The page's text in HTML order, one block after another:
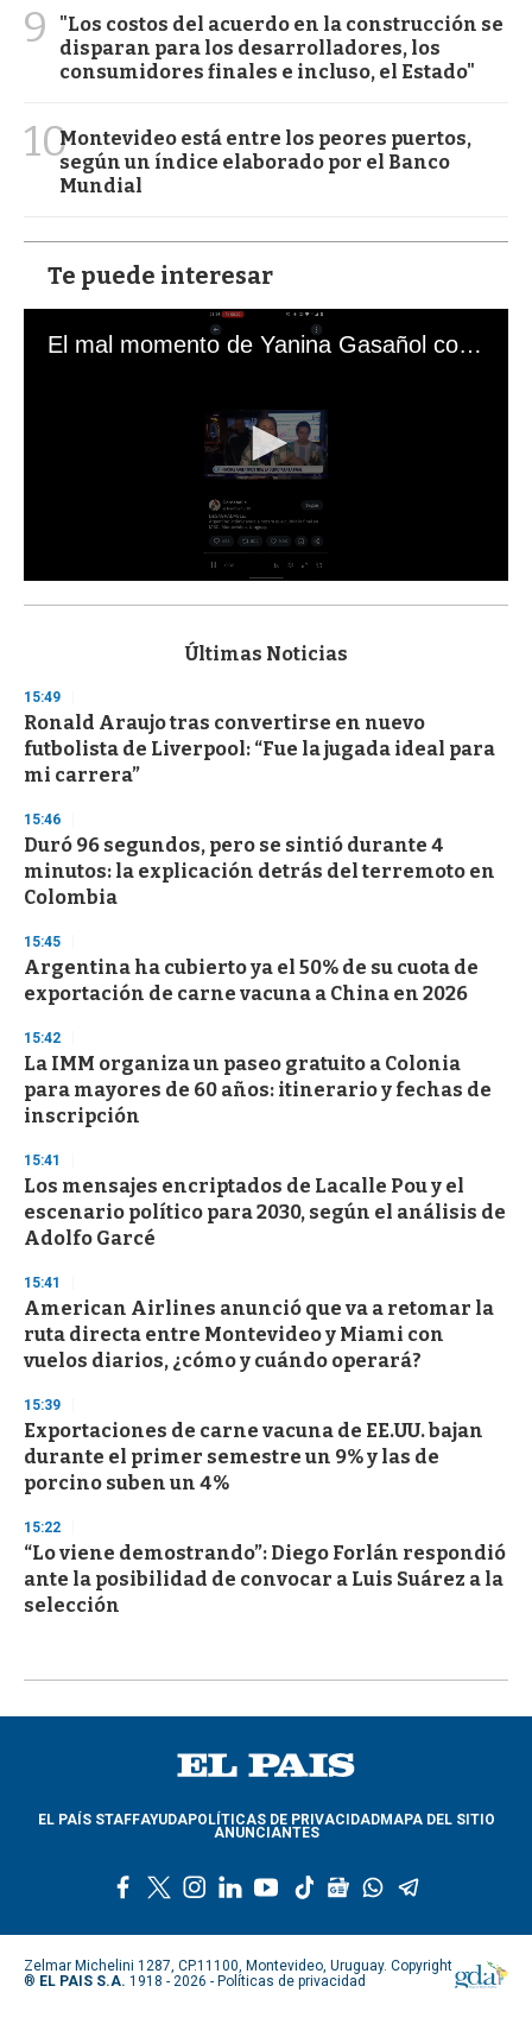
9
"Los costos del acuerdo en la construcción se
disparan para los desarrolladores, los
consumidores finales e incluso, el Estado"
10Montevideo está entre los peores puertos,
según un índice elaborado por el Banco
Mundial
Te puede interesar
El mal momento de Yanina Gasañol con un hincha argentino en "Subrayado"
s
d
s
o
f
3
s
e
c
o
n
Últimas Noticias
15:49
Ronald Araujo tras convertirse en nuevo
futbolista de Liverpool: “Fue la jugada ideal para
mi carrera”
15:46
Duró 96 segundos, pero se sintió durante 4
minutos: la explicación detrás del terremoto en
Colombia
15:45
Argentina ha cubierto ya el 50% de su cuota de
exportación de carne vacuna a China en 2026
15:42
La IMM organiza un paseo gratuito a Colonia
para mayores de 60 años: itinerario y fechas de
inscripción
15:41
Los mensajes encriptados de Lacalle Pou y el
escenario político para 2030, según el análisis de
Adolfo Garcé
15:41
American Airlines anunció que va a retomar la
ruta directa entre Montevideo y Miami con
vuelos diarios, ¿cómo y cuándo operará?
15:39
Exportaciones de carne vacuna de EE.UU. bajan
durante el primer semestre un 9% y las de
porcino suben un 4%
15:22
“Lo viene demostrando”: Diego Forlán respondió
ante la posibilidad de convocar a Luis Suárez a la
selección
EL PAÍS STAFFAYUDAPOLÍTICAS DE PRIVACIDADMAPA DEL SITIO
ANUNCIANTES
c
e
b
i
t
s
t
a
l
n
k
e
y
u
u
t
k
o
g
o
l
w
a
l
e
g
Zelmar Michelini 1287, CP.11100, Montevideo, Uruguay. Copyright
® EL PAIS S.A. 1918 - 2026 - Políticas de privacidad